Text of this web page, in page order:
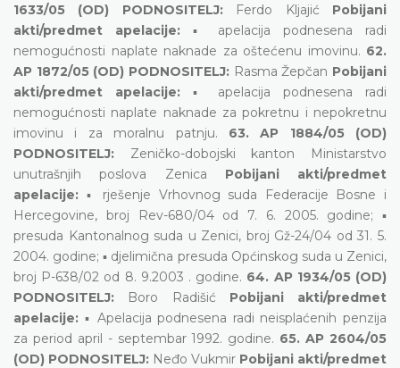
1633/05 (OD) PODNOSITELJ: Ferdo Kljajić Pobijani
akti/predmet apelacije:▪ apelacija podnesena radi
nemogućnosti naplate naknade za oštećenu imovinu. 62.
AP 1872/05 (OD) PODNOSITELJ: Rasma Žepčan Pobijani
akti/predmet apelacije:▪ apelacija podnesena radi
nemogućnosti naplate naknade za pokretnu i nepokretnu
imovinu i za moralnu patnju. 63. AP 1884/05 (OD)
PODNOSITELJ: Zeničko-dobojski kanton Ministarstvo
unutrašnjih poslova Zenica Pobijani akti/predmet
apelacije: ▪ rješenje Vrhovnog suda Federacije Bosne i
Hercegovine, broj Rev-680/04 od 7. 6. 2005. godine; ▪
presuda Kantonalnog suda u Zenici, broj Gž-24/04 od 31. 5.
2004. godine; ▪ djelimična presuda Općinskog suda u Zenici,
broj P-638/02 od 8. 9.2003 . godine. 64. AP 1934/05 (OD)
PODNOSITELJ: Boro Radišić Pobijani akti/predmet
apelacije: ▪ Apelacija podnesena radi neisplaćenih penzija
za period april - septembar 1992. godine. 65. AP 2604/05
(OD) PODNOSITELJ: Neđo Vukmir Pobijani akti/predmet